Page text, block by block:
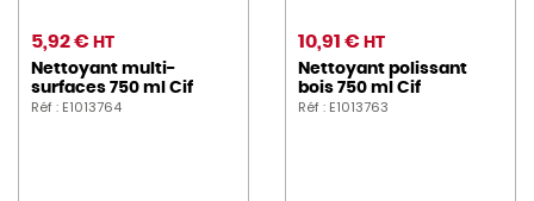
5,92 € HT
Nettoyant multi-
surfaces 750 ml Cif
Réf : E1013764
10,91 € HT
Nettoyant polissant
bois 750 ml Cif
Réf : E1013763